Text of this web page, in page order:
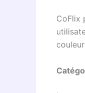
CoFlix